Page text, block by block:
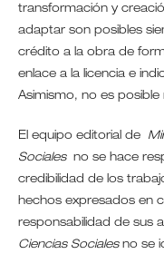
transformación y
adaptar son posibles
crédito a la obra de
enlace a la licencia e
Asimismo, no es posible
El equipo editorial de
Sociales no se hace
credibilidad de los
hechos expresados en
responsabilidad de sus
Ciencias Sociales no se